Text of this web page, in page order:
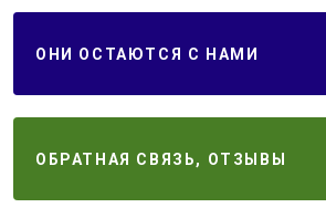
ОНИ ОСТАЮТСЯ С НАМИ
ОБРАТНАЯ СВЯЗЬ, ОТЗЫВЫ